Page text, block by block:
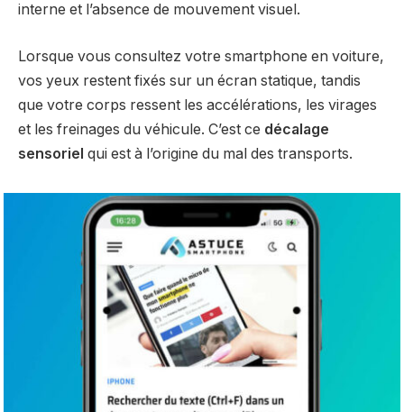
interne et l’absence de mouvement visuel.
Lorsque vous consultez votre smartphone en voiture,
vos yeux restent fixés sur un écran statique, tandis
que votre corps ressent les accélérations, les virages
et les freinages du véhicule. C’est ce décalage
sensoriel qui est à l’origine du mal des transports.